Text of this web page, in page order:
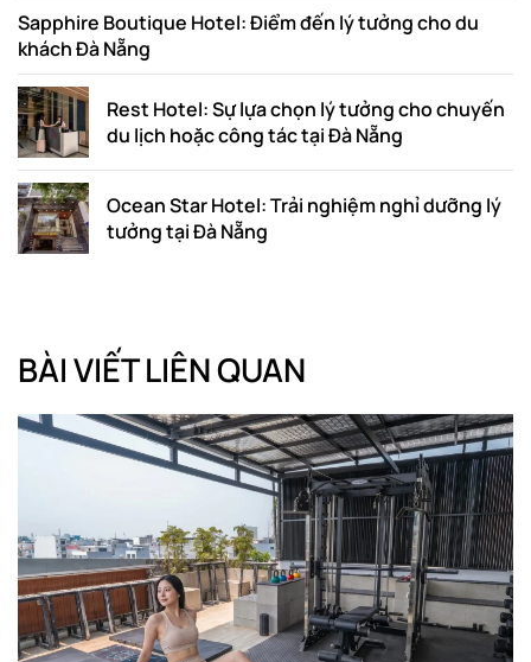
Sapphire Boutique Hotel: Điểm đến lý tưởng cho du
khách Đà Nẵng
Rest Hotel: Sự lựa chọn lý tưởng cho chuyến
du lịch hoặc công tác tại Đà Nẵng
Ocean Star Hotel: Trải nghiệm nghỉ dưỡng lý
tưởng tại Đà Nẵng
BÀI VIẾT LIÊN QUAN